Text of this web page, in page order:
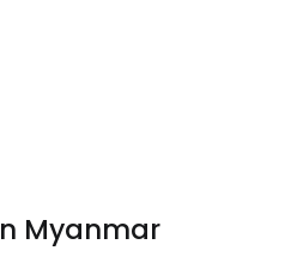
Myanmar